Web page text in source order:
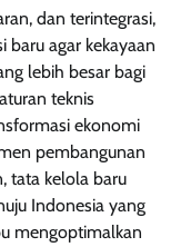
dan terintegrasi,
agar kekayaan
lebih besar bagi
teknis
ekonomi
pembangunan
tata kelola baru
Indonesia yang
mengoptimalkan